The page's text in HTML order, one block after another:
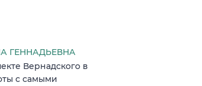
ГЕННАДЬЕВНА
Вернадского в
с самыми